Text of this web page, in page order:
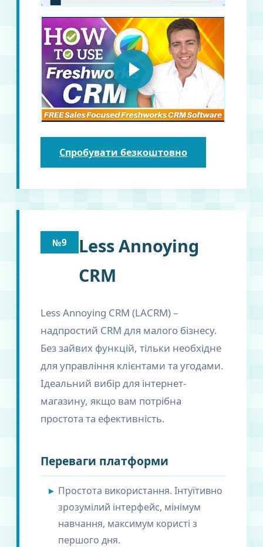
Спробувати безкоштовно
№9
Less Annoying
CRM
Less Annoying CRM (LACRM) –
надпростий CRM для малого бізнесу.
Без зайвих функцій, тільки необхідне
для управління клієнтами та угодами.
Ідеальний вибір для інтернет-
магазину, якщо вам потрібна
простота та ефективність.
Переваги платформи
Простота використання. Інтуїтивно
зрозумілий інтерфейс, мінімум
навчання, максимум користі з
першого дня.